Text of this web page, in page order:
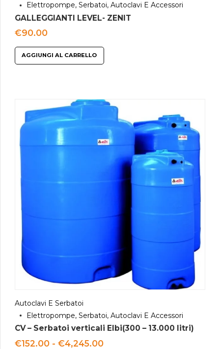
Elettropompe, Serbatoi, Autoclavi E Accessori
GALLEGGIANTI LEVEL- ZENIT
€90.00
AGGIUNGI AL CARRELLO
Autoclavi E Serbatoi
Elettropompe, Serbatoi, Autoclavi E Accessori
CV – Serbatoi verticali Elbi(300 – 13.000 litri)
€152.00 - €4,245.00Fascia